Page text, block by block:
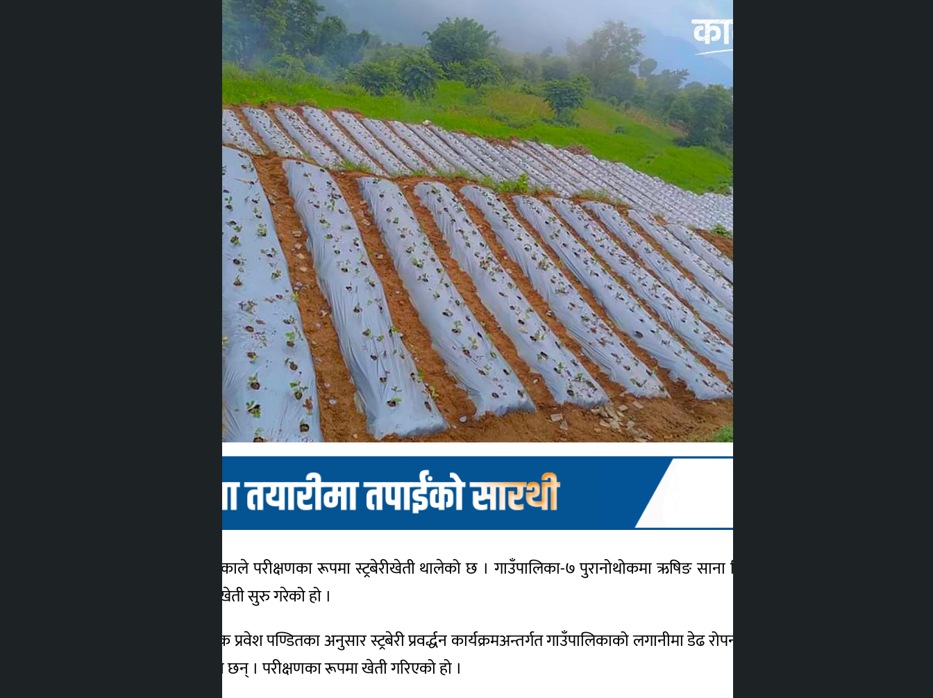
काठमाडौँ । ऋषिङ गाउँपालिकाले परीक्षणका रूपमा स्ट्रबेरीखेती थालेको छ । गाउँपालिका-७ पुरानोथोकमा ऋषिङ साना किसान कृषि सहकारीसँगको
सहकार्यमा पालिकाले स्ट्रबेरीखेती सुरु गरेको हो ।
गाउँपालिकाका कृषि प्राविधिक प्रवेश पण्डितका अनुसार स्ट्रबेरी प्रवर्द्धन कार्यक्रमअन्तर्गत गाउँपालिकाको लगानीमा डेढ रोपनी जग्गामा दुई हजार दुई सय
५०स्ट्रबेरीका बिरुवा रोपिएका छन् । परीक्षणका रूपमा खेती गरिएको हो ।